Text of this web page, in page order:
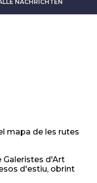
NACHRICHTEN
mapa de les rutes
Galeristes d'Art
d'estiu, obrint